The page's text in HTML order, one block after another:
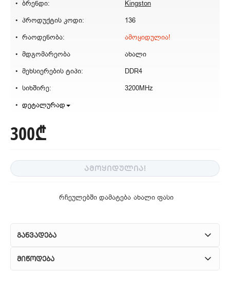
ბრენდი:
Kingston
პროდუქტის კოდი:
136
რაოდენობა:
ამოყიდულია!
მდგომარეობა
ახალი
მეხსიერების ტიპი:
DDR4
სიხშირე:
3200MHz
დეტალურად
300₾
ᲐᲛᲝᲧᲘᲓᲣᲚᲘᲐ!
რჩეულებში დამატება ახალი ფასი
განვადება
მიწოდება